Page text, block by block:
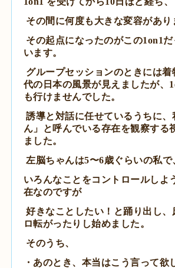
その間に何度も大きな変容があり
その起点になったのがこの1on1
います。
グループセッションのときには
代の日本の風景が見えましたが、
も行けませんでした。
誘導と対話に任せているうちに、
ん」と呼んでいる存在を観察する
ました。
左脳ちゃんは5〜6歳ぐらいの私で
いろんなことをコントロールしよ
在なのですが
好きなことしたい！と踊り出し
ロ転がったりし始めました。
そのうち、
・あのとき、本当はこう言って欲